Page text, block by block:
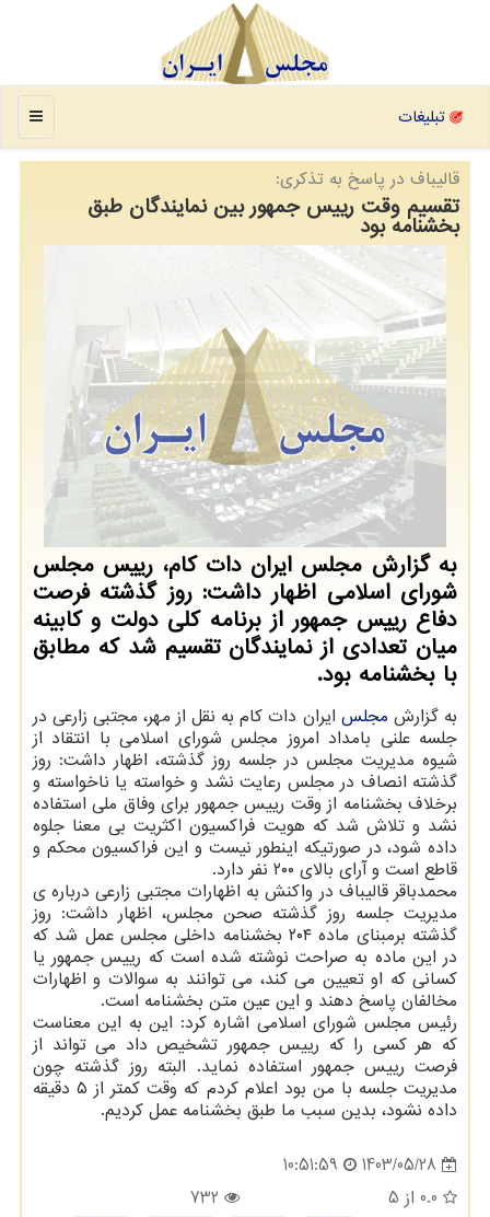
منو تبلیغات
قالیباف در پاسخ به تذكری:
تقسیم وقت رییس جمهور بین نمایندگان طبق
بخشنامه بود
به گزارش مجلس ایران دات کام، رییس مجلس
شورای اسلامی اظهار داشت: روز گذشته فرصت
دفاع رییس جمهور از برنامه کلی دولت و کابینه
میان تعدادی از نمایندگان تقسیم شد که مطابق
با بخشنامه بود.
به گزارش مجلس ایران دات کام به نقل از مهر، مجتبی زارعی در
جلسه علنی بامداد امروز مجلس شورای اسلامی با انتقاد از
شیوه مدیریت مجلس در جلسه روز گذشته، اظهار داشت: روز
گذشته انصاف در مجلس رعایت نشد و خواسته یا ناخواسته و
برخلاف بخشنامه از وقت رییس جمهور برای وفاق ملی استفاده
نشد و تلاش شد که هویت فراکسیون اکثریت بی معنا جلوه
داده شود، در صورتیکه اینطور نیست و این فراکسیون محکم و
قاطع است و آرای بالای ۲۰۰ نفر دارد.
محمدباقر قالیباف در واکنش به اظهارات مجتبی زارعی درباره ی
مدیریت جلسه روز گذشته صحن مجلس، اظهار داشت: روز
گذشته برمبنای ماده ۲۰۴ بخشنامه داخلی مجلس عمل شد که
در این ماده به صراحت نوشته شده است که رییس جمهور یا
کسانی که او تعیین می کند، می توانند به سوالات و اظهارات
مخالفان پاسخ دهند و این عین متن بخشنامه است.
رئیس مجلس شورای اسلامی اشاره کرد: این به این معناست
که هر کسی را که رییس جمهور تشخیص داد می تواند از
فرصت رییس جمهور استفاده نماید. البته روز گذشته چون
مدیریت جلسه با من بود اعلام کردم که وقت کمتر از ۵ دقیقه
داده نشود، بدین سبب ما طبق بخشنامه عمل کردیم.
1403/05/28
10:51:59
0.0 از 5
732